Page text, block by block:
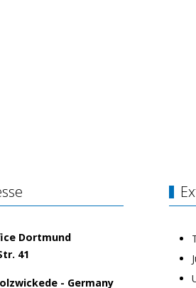
Dortmund
41
- Germany